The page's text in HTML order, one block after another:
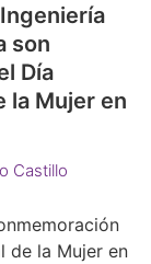
son
Día
la Mujer en
Castillo
de la Mujer en